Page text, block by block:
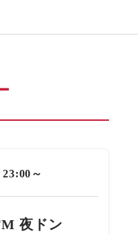
～
夜ドン